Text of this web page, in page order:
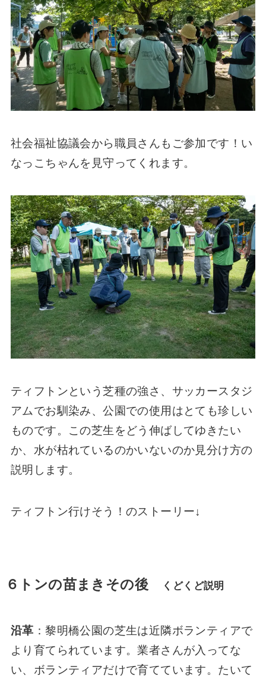
社会福祉協議会から職員さんもご参加です！い
なっこちゃんを見守ってくれます。
ティフトンという芝種の強さ、サッカースタジ
アムでお馴染み、公園での使用はとても珍しい
ものです。この芝生をどう伸ばしてゆきたい
か、水が枯れているのかいないのか見分け方の
説明します。
ティフトン行けそう！のストーリー↓
６トンの苗まきその後 くどくど説明
沿革 ：黎明橋公園の芝生は近隣ボランティアで
より育てられています。業者さんが入ってな
い、ボランティアだけで育てています。たいて